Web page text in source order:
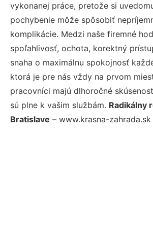
vykonanej práce, pretože si
pochybenie môže spôsobiť
komplikácie. Medzi naše firemné
spoľahlivosť, ochota, korektný
snaha o maximálnu spokojnosť
ktorá je pre nás vždy na prvom
pracovníci majú dlhoročné
sú plne k vašim službám. Radikálny
Bratislave – www.krasna-